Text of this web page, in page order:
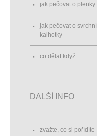
jak pečovat o plenky
jak pečovat o svrchní
kalhotky
co dělat když...
DALŠÍ INFO
zvažte, co si pořídíte